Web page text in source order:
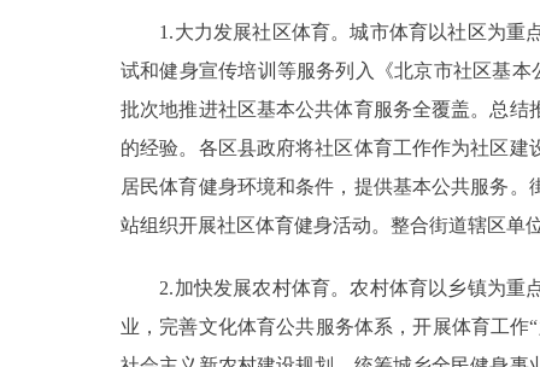
1.大力发展社区体育。城市体育以社区为重点
试和健身宣传培训等服务列入《北京市社区基
批次地推进社区基本公共体育服务全覆盖。总
的经验。各区县政府将社区体育工作作为社区
居民体育健身环境和条件，提供基本公共服务
站组织开展社区体育健身活动。整合街道辖区单
2.加快发展农村体育。农村体育以乡镇为重点
业，完善文化体育公共服务体系，开展体育工